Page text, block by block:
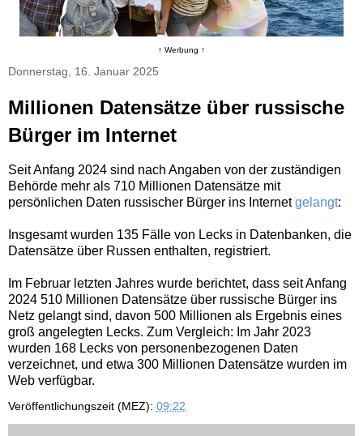
↑ Werbung ↑
Donnerstag, 16. Januar 2025
Millionen Datensätze über russische
Bürger im Internet
Seit Anfang 2024 sind nach Angaben von der zuständigen
Behörde mehr als 710 Millionen Datensätze mit
persönlichen Daten russischer Bürger ins Internetgelangt:
Insgesamt wurden 135 Fälle von Lecks in Datenbanken, die
Datensätze über Russen enthalten, registriert.
Im Februar letzten Jahres wurde berichtet, dass seit Anfang
2024 510 Millionen Datensätze über russische Bürger ins
Netz gelangt sind, davon 500 Millionen als Ergebnis eines
groß angelegten Lecks. Zum Vergleich: Im Jahr 2023
wurden 168 Lecks von personenbezogenen Daten
verzeichnet, und etwa 300 Millionen Datensätze wurden im
Web verfügbar.
Veröffentlichungszeit (MEZ): 09:22